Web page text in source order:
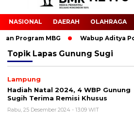
NASIONAL DAERAH OLAHRAGA
Program MBG Wabup Aditya
Topik Lapas Gunung Sugi
Lampung
Hadiah Natal 2024, 4 WBP Gunung
Sugih Terima Remisi Khusus
Rabu, 25 Desember 2024 - 13:09 WIT